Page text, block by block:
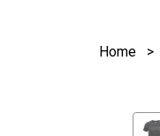
Home >